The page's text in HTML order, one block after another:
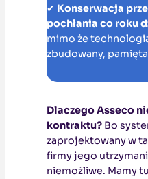
✔ Konserwacja
pochłania co roku
mimo że
zbudowany,
Dlaczego Asseco
kontraktu? Bo
zaprojektowany w
firmy jego
niemożliwe. Mamy